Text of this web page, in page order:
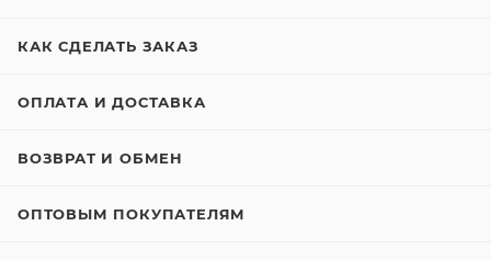
КАК СДЕЛАТЬ ЗАКАЗ
ОПЛАТА И ДОСТАВКА
ВОЗВРАТ И ОБМЕН
ОПТОВЫМ ПОКУПАТЕЛЯМ